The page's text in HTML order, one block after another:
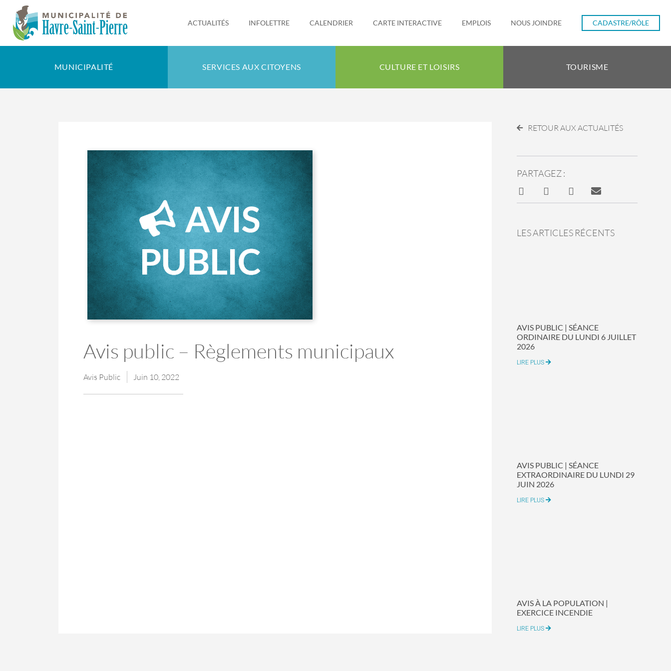
ACTUALITÉS INFOLETTRE CALENDRIER CARTE INTERACTIVE EMPLOIS NOUS JOINDRE CADASTRE/RÔLE
MUNICIPALITÉ SERVICES AUX CITOYENS CULTURE ET LOISIRS TOURISME
Avis public – Règlements municipaux
Avis Public Juin 10, 2022
RETOUR AUX ACTUALITÉS
PARTAGEZ :
LES ARTICLES RÉCENTS
AVIS PUBLIC | SÉANCE
ORDINAIRE DU LUNDI 6 JUILLET
2026
LIRE PLUS
AVIS PUBLIC | SÉANCE
EXTRAORDINAIRE DU LUNDI 29
JUIN 2026
LIRE PLUS
AVIS À LA POPULATION |
EXERCICE INCENDIE
LIRE PLUS